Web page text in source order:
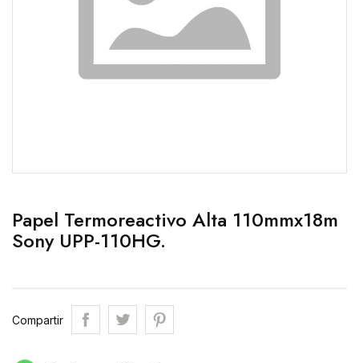
Papel Termoreactivo Alta 110mmx18m
Sony UPP-110HG.
Compartir